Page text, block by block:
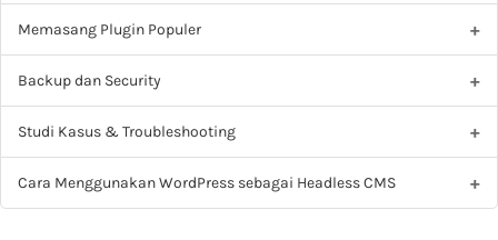
Memasang Plugin Populer
Backup dan Security
Studi Kasus & Troubleshooting
Cara Menggunakan WordPress sebagai Headless CMS